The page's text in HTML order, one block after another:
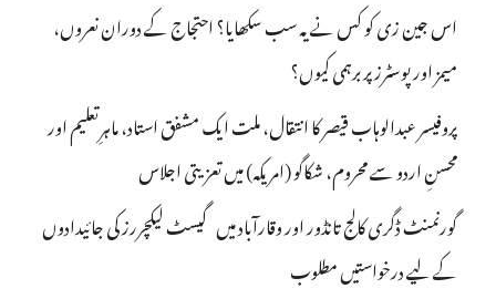
اس جین زی کو کس نے یہ سب سکھایا؟ احتجاج کے دوران نعروں،
میمز اور پوسٹرز پر برہمی کیوں؟
پروفیسر عبدالوہاب قیصر کا انتقال، ملت ایک مشفق استاد، ماہرِتعلیم اور
محسنِ اردو سے محروم، شکاگو (امریکہ) میں تعزیتی اجلاس
گورنمنٹ ڈگری کالج تانڈور اور وقارآباد میں گیسٹ لیکچررز کی جائیدادوں
کے لیے درخواستیں مطلوب